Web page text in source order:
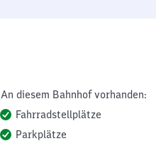
An diesem Bahnhof vorhanden:
Fahrradstellplätze
Parkplätze